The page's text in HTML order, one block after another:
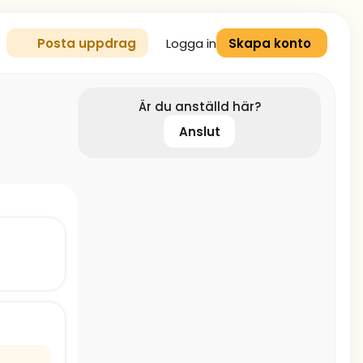
Posta uppdrag Logga in Skapa konto
Är du anställd här?
Anslut